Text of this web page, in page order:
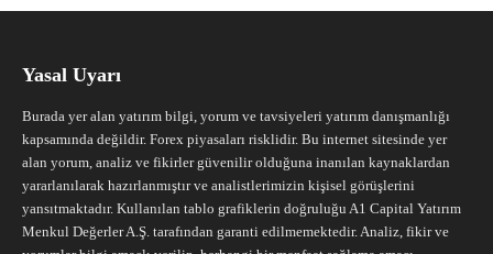
Yasal Uyarı
Burada yer alan yatırım bilgi, yorum ve tavsiyeleri yatırım danışmanlığı
kapsamında değildir. Forex piyasaları risklidir. Bu internet sitesinde yer
alan yorum, analiz ve fikirler güvenilir olduğuna inanılan kaynaklardan
yararlanılarak hazırlanmıştır ve analistlerimizin kişisel görüşlerini
yansıtmaktadır. Kullanılan tablo grafiklerin doğruluğu A1 Capital Yatırım
Menkul Değerler A.Ş. tarafından garanti edilmemektedir. Analiz, fikir ve